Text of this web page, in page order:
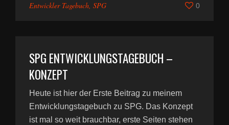
Entwickler Tagebuch, SPG 0
SPG ENTWICKLUNGSTAGEBUCH –
KONZEPT
Heute ist hier der Erste Beitrag zu meinem
Entwicklungstagebuch zu SPG. Das Konzept
ist mal so weit brauchbar, erste Seiten stehen